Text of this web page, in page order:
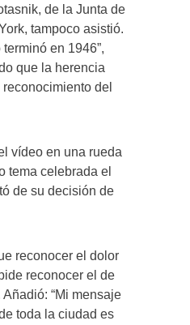
de la Junta de
tampoco asistió.
en 1946”,
que la herencia
del
vídeo en una rueda
tema celebrada el
de su decisión de
reconocer el dolor
reconocer el de
“Mi mensaje
toda la ciudad es